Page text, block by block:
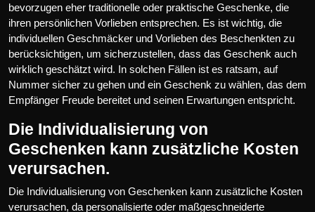
bevorzugen eher traditionelle oder praktische Geschenke, die
ihren persönlichen Vorlieben entsprechen. Es ist wichtig, die
individuellen Geschmäcker und Vorlieben des Beschenkten zu
berücksichtigen, um sicherzustellen, dass das Geschenk auch
wirklich geschätzt wird. In solchen Fällen ist es ratsam, auf
Nummer sicher zu gehen und ein Geschenk zu wählen, das dem
Empfänger Freude bereitet und seinen Erwartungen entspricht.
Die Individualisierung von
Geschenken kann zusätzliche Kosten
verursachen.
Die Individualisierung von Geschenken kann zusätzliche Kosten
verursachen, da personalisierte oder maßgeschneiderte